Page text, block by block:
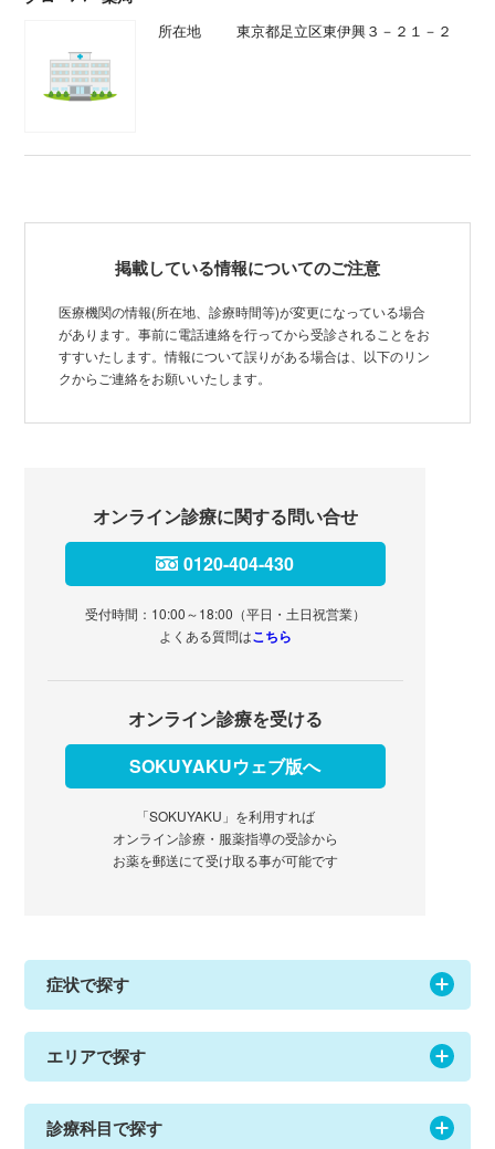
所在地 東京都足立区東伊興３－２１－２
掲載している情報についてのご注意
医療機関の情報(所在地、診療時間等)が変更になっている場合
があります。事前に電話連絡を行ってから受診されることをお
すすいたします。情報について誤りがある場合は、以下のリン
クからご連絡をお願いいたします。
オンライン診療に関する問い合せ
0120-404-430
受付時間：10:00～18:00（平日・土日祝営業）
よくある質問はこちら
オンライン診療を受ける
SOKUYAKUウェブ版へ
「SOKUYAKU」を利用すれば
オンライン診療・服薬指導の受診から
お薬を郵送にて受け取る事が可能です
症状で探す
エリアで探す
診療科目で探す